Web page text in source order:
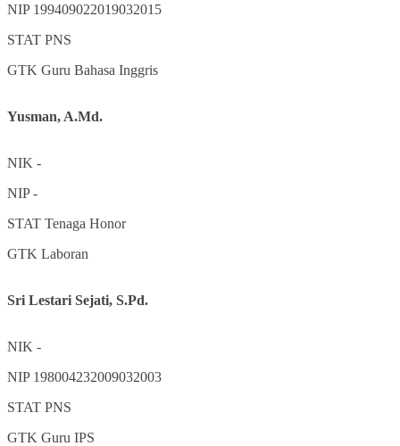
NIP 199409022019032015
STAT PNS
GTK Guru Bahasa Inggris
Yusman, A.Md.
NIK -
NIP-
STAT Tenaga Honor
GTK Laboran
Sri Lestari Sejati, S.Pd.
NIK -
NIP 198004232009032003
STAT PNS
GTK Guru IPS